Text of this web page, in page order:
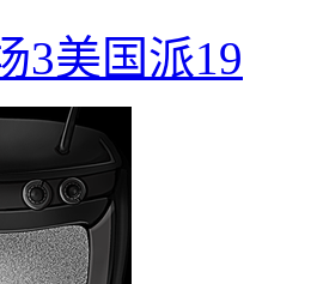
3美国派19